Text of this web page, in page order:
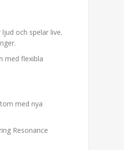
och spelar live.
med flexibla
med nya
Resonance